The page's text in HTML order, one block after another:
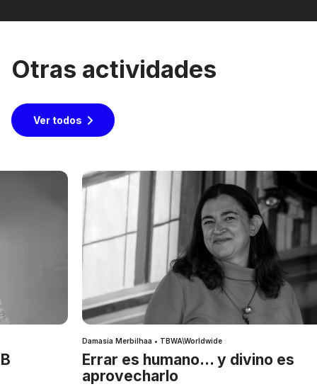
Otras actividades
Ver todos
Damasia Merbilhaa • TBWA\Worldwide
Errar es humano… y divino es
aprovecharlo